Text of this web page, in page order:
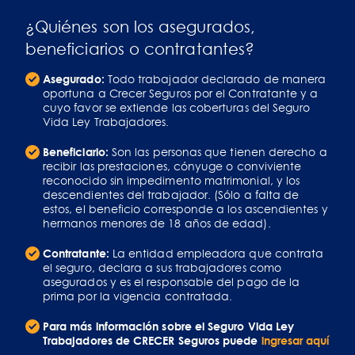
¿Quiénes son los asegurados,
beneficiarios o contratantes?
Asegurado: Todo trabajador declarado de manera
oportuna a Crecer Seguros por el Contratante y a
cuyo favor se extiende las coberturas del Seguro
Vida Ley Trabajadores.
Beneficiario: Son las personas que tienen derecho a
recibir las prestaciones, cónyuge o conviviente
reconocido sin impedimento matrimonial, y los
descendientes del trabajador. (Sólo a falta de
estos, el beneficio corresponde a los ascendientes y
hermanos menores de 18 años de edad).
Contratante: La entidad empleadora que contrata
el seguro, declara a sus trabajadores como
asegurados y es el responsable del pago de la
prima por la vigencia contratada.
Para más información sobre el Seguro Vida Ley
Trabajadores de CRECER Seguros puede ingresar aquí